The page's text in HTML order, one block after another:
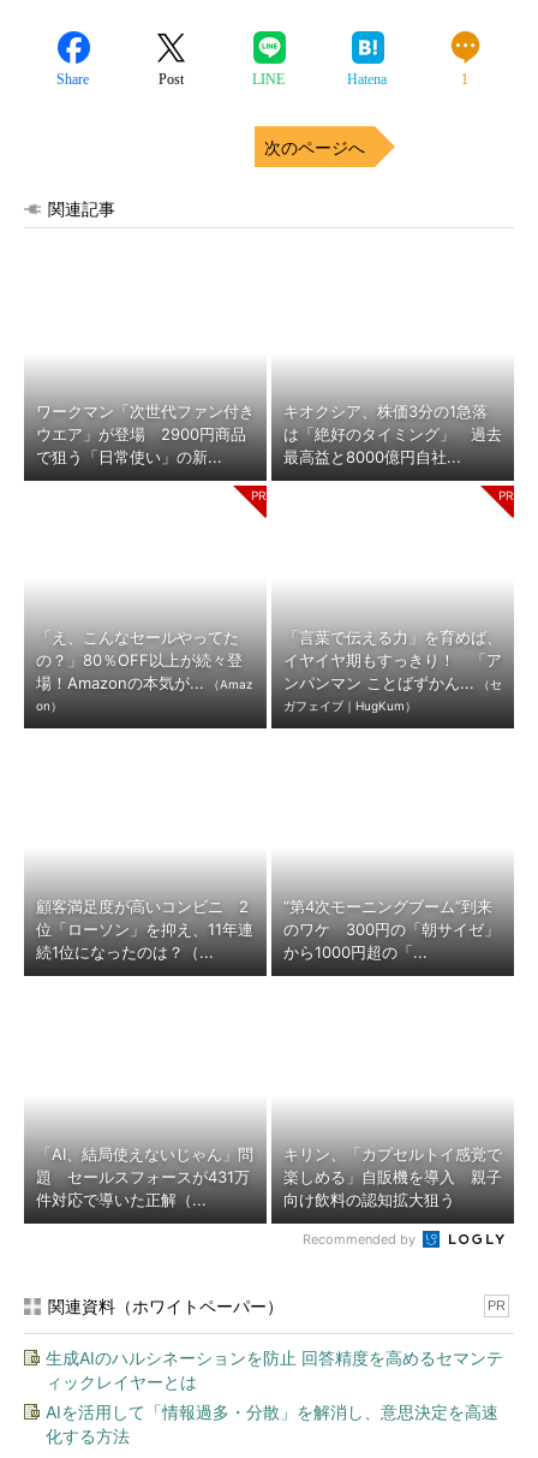
Share Post LINE Hatena 1
次のページへ
関連記事
ワークマン「次世代ファン付き
ウエア」が登場 2900円商品
で狙う「日常使い」の新...
キオクシア、株価3分の1急落
は「絶好のタイミング」 過去
最高益と8000億円自社...
「え、こんなセールやってた
の？」80％OFF以上が続々登
場！Amazonの本気が...
（Amaz
on）
「言葉で伝える力」を育めば、
イヤイヤ期もすっきり！ 「ア
ンパンマン ことばずかん...
（セ
ガフェイブ｜HugKum）
顧客満足度が高いコンビニ 2
位「ローソン」を抑え、11年連
続1位になったのは？（...
“第4次モーニングブーム”到来
のワケ 300円の「朝サイゼ」
から1000円超の「...
「AI、結局使えないじゃん」問
題 セールスフォースが431万
件対応で導いた正解（...
キリン、「カプセルトイ感覚で
楽しめる」自販機を導入 親子
向け飲料の認知拡大狙う
Recommended by
関連資料（ホワイトペーパー） PR
生成AIのハルシネーションを防止 回答精度を高めるセマンテ
ィックレイヤーとは
AIを活用して「情報過多・分散」を解消し、意思決定を高速
化する方法